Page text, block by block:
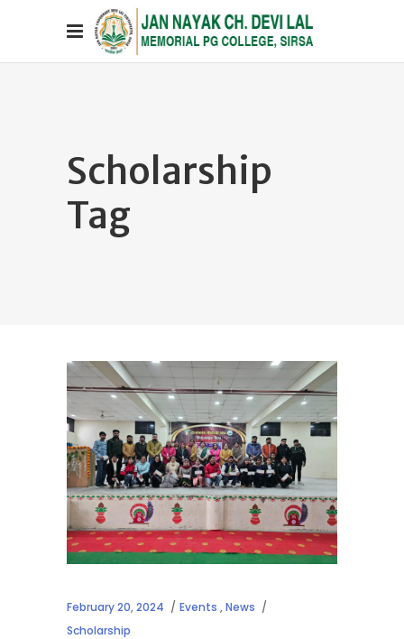
Scholarship
Tag
February 20, 2024 Events ,News
Scholarship